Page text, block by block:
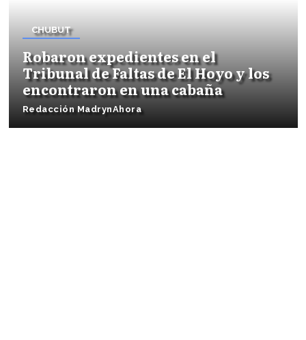
CHUBUT
Robaron expedientes en el
Tribunal de Faltas de El Hoyo y los
encontraron en una cabaña
Redacción MadrynAhora